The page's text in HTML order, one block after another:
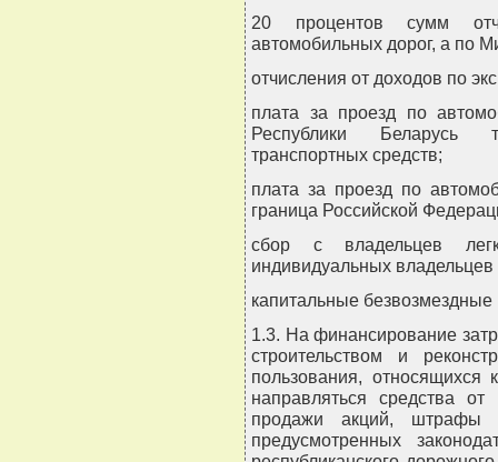
20 процентов сумм
автомобильных дорог, а по
отчисления от доходов по
плата за проезд по
Республики Беларусь
транспортных средств;
плата за проезд по
граница Российской
сбор с владельцев
индивидуальных владельцев
капитальные безвозмездные
1.3. На финансирование
строительством и
пользования, относящихся
направляться средства
продажи акций, штрафы
предусмотренных